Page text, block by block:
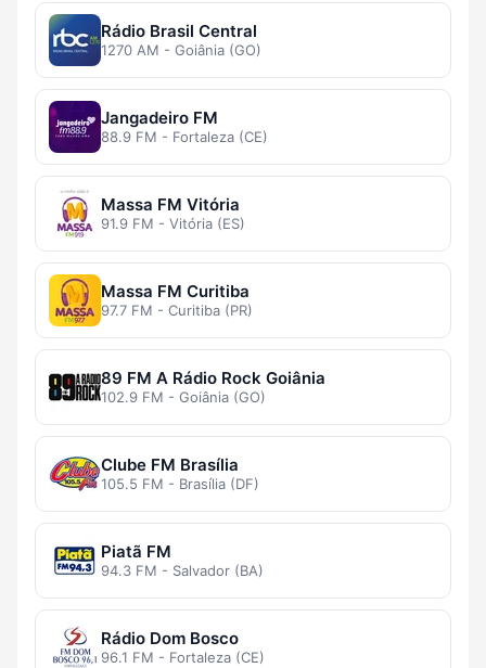
Rádio Brasil Central
1270 AM - Goiânia (GO)
Jangadeiro FM
88.9 FM - Fortaleza (CE)
Massa FM Vitória
91.9 FM - Vitória (ES)
Massa FM Curitiba
97.7 FM - Curitiba (PR)
89 FM A Rádio Rock Goiânia
102.9 FM - Goiânia (GO)
Clube FM Brasília
105.5 FM - Brasília (DF)
Piatã FM
94.3 FM - Salvador (BA)
Rádio Dom Bosco
96.1 FM - Fortaleza (CE)